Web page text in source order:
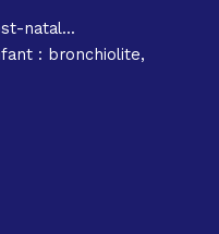
natal...
: bronchiolite,